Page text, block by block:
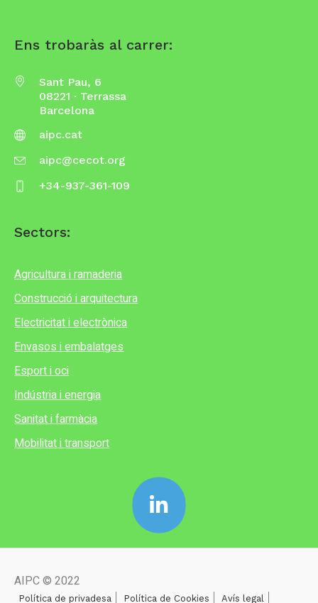
Ens trobaràs al carrer:
Sant Pau, 6
08221 · Terrassa
Barcelona
aipc.cat
aipc@cecot.org
+34-937-361-109
Sectors:
Agricultura i ramaderia
Construcció i arquitectura
Electricitat i electrònica
Envasos i embalatges
Esport i oci
Indústria i energia
Sanitat i farmàcia
Mobilitat i transport
AIPC © 2022
Política de privadesa Política de Cookies Avís legal